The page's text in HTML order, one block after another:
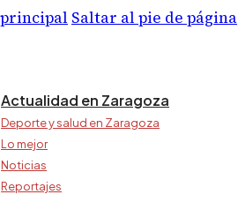
Saltar al pie de página
Actualidad en Zaragoza
Deporte y salud en Zaragoza
Lo mejor
Noticias
Reportajes